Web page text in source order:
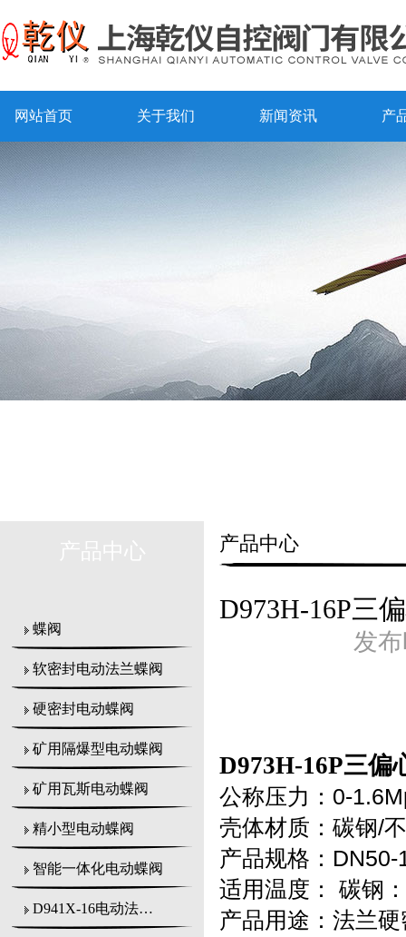
网站首页 关于我们 新闻资讯 产
蝶阀
软密封电动法兰蝶阀
硬密封电动蝶阀
矿用隔爆型电动蝶阀
矿用瓦斯电动蝶阀
精小型电动蝶阀
智能一体化电动蝶阀
D941X-16电动法兰式蝶阀
产品中心
D973H-16P三
发
D973H-16P三偏
公称压力：0-
壳体材质：碳钢/
产品规格：DN50-
适用温度： 碳钢
产品用途：法兰